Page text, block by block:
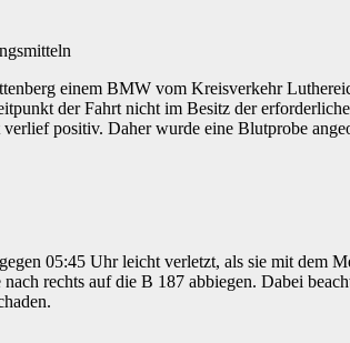
einem BMW vom Kreisverkehr
der Fahrt nicht im Besitz der
positiv. Daher wurde eine Blutprobe
05:45 Uhr leicht verletzt, als sie mit dem
rechts auf die B 187 abbiegen. Dabei